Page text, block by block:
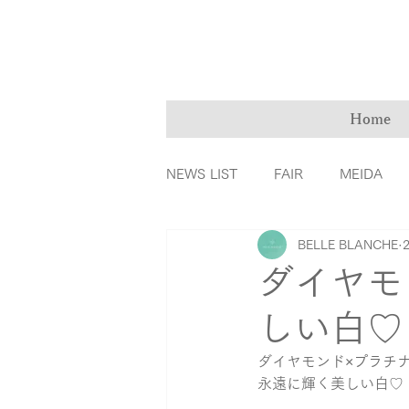
Home
NEWS LIST FAIR MEIDA
ＭarryMe TOMIYA倉敷店
カラーダイヤモンド ファッ
リングの誕生秘話 育児
ダイヤ
しい白♡
BELLE BLANCHE
ダイヤモンド×プラチ
永遠に輝く美しい白♡